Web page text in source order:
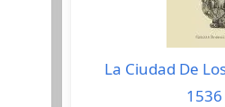
La Ciudad De